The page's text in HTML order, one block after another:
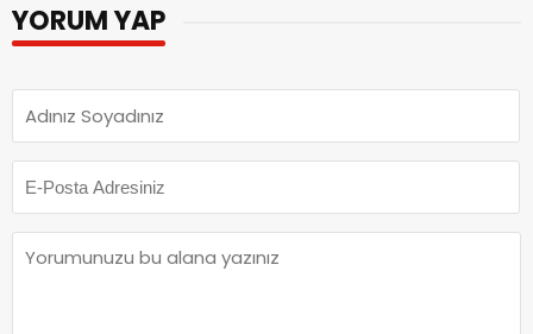
YORUM YAP